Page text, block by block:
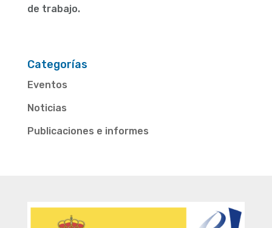
de trabajo.
Categorías
Eventos
Noticias
Publicaciones e informes